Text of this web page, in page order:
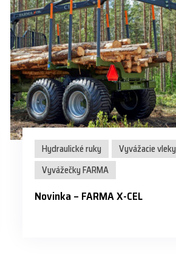
Hydraulické ruky
Vyvážacie vleky
Vyvážečky FARMA
Novinka – FARMA X-CEL